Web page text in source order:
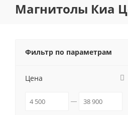
Магнитолы Киа
Фильтр по параметрам
Цена